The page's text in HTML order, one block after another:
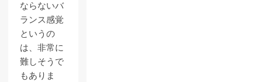
ならないバ
ランス感覚
というの
は、非常に
難しそうで
もありま